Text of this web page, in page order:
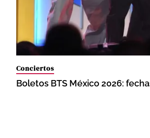
Conciertos
Boletos BTS México 2026: